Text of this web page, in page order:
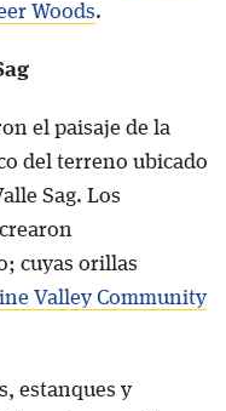
Woods.
el paisaje de la
del terreno ubicado
Sag. Los
cuyas orillas
Valley Community
estanques y